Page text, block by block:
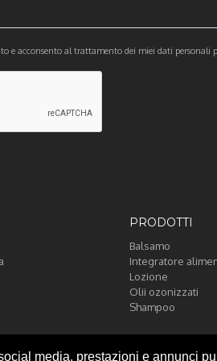
media, prestazioni e annunci
e acconsento al trattamento dei miei dati personali
PRODOTTI
Balsamo
Integratore
Lozione
Olii ozonizzati
Shampoo